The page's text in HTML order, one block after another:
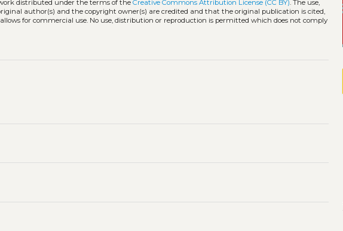
work distributed under the terms of theCreative Commons Attribution License (CC BY) . The use,
author(s) and the copyright owner(s) are credited and that the original publication is cited,
for commercial use. No use, distribution or reproduction is permitted which does not comply